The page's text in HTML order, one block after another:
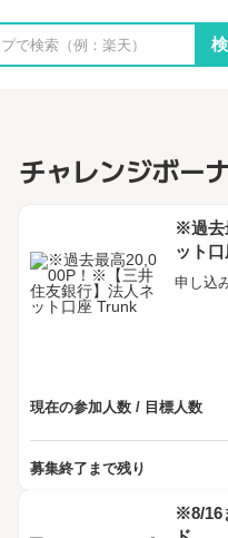
チャレンジボー
※過去
ット
申し込
現在の参加人数 / 目標人数
募集終了まで残り
※8/16